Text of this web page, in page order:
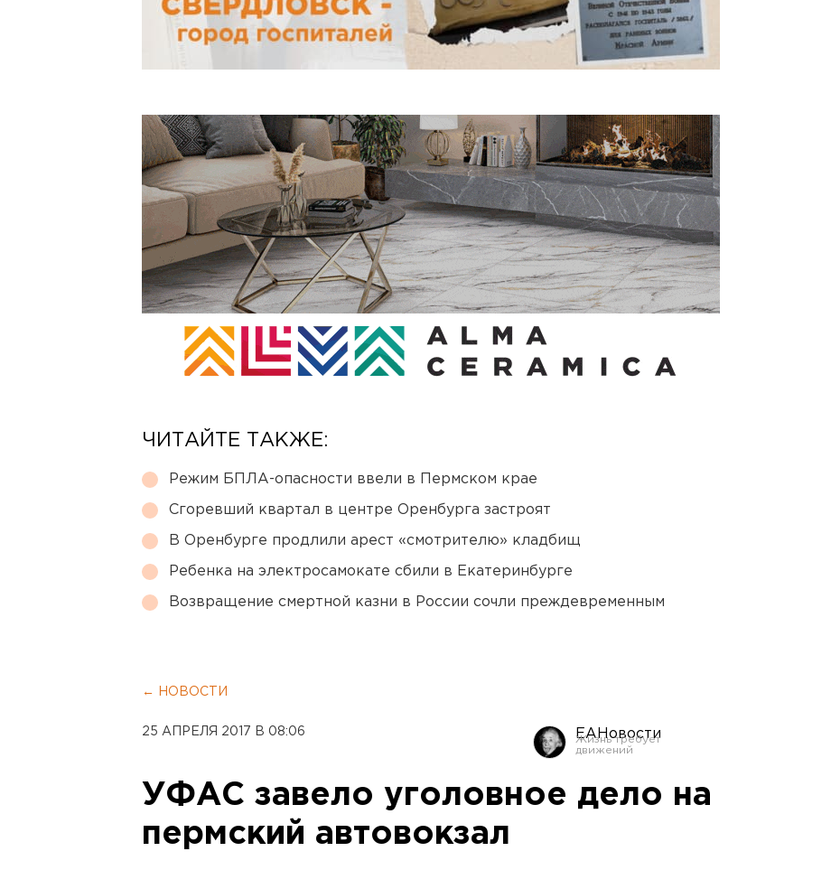
ЧИТАЙТЕ ТАКЖЕ:
Режим БПЛА-опасности ввели в Пермском крае
Сгоревший квартал в центре Оренбурга застроят
В Оренбурге продлили арест «смотрителю» кладбищ
Ребенка на электросамокате сбили в Екатеринбурге
Возвращение смертной казни в России сочли преждевременным
← НОВОСТИ
25 АПРЕЛЯ 2017 В 08:06 ЕАНовости
УФАС завело уголовное дело на
пермский автовокзал